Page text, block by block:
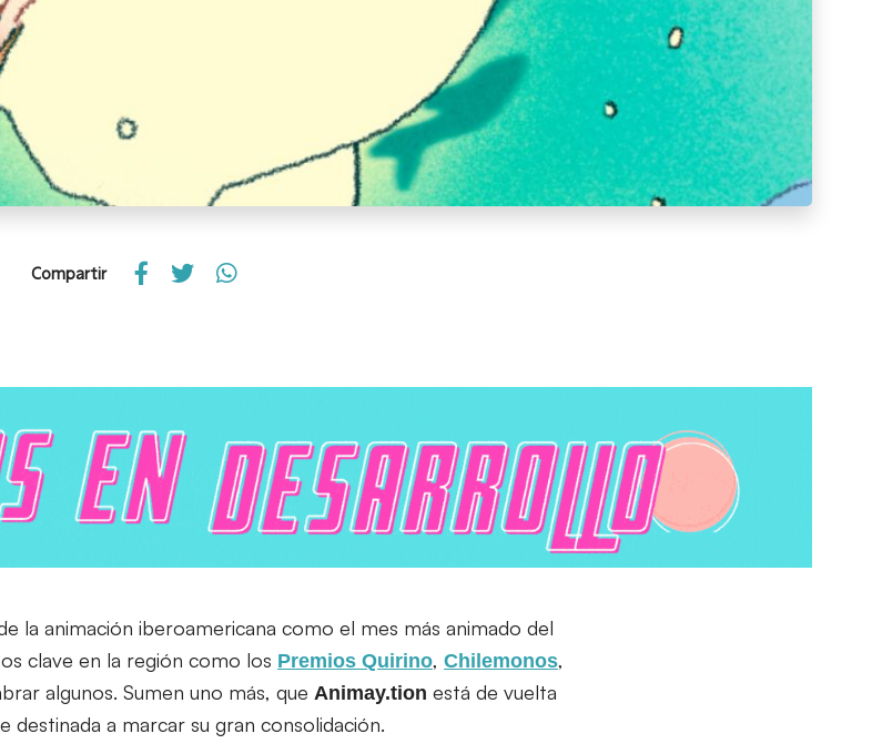
Compartir
la animación iberoamericana como el mes más animado del
clave en la región como los Premios Quirino, Chilemonos,
algunos. Sumen uno más, que Animay.tion está de vuelta
destinada a marcar su gran consolidación.